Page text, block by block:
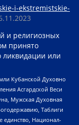
i-ekstremistskie-
и религиозных
принято
ликвидации или
Кубанской Духовно
Асгардской Веси
Мужская Духовная
Таблиги
единство, Национал-